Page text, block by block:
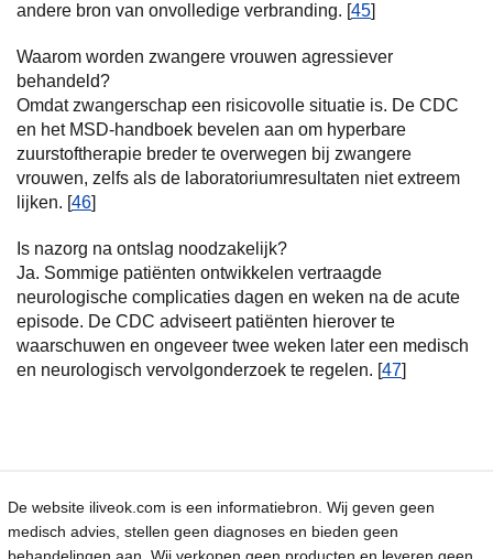
andere bron van onvolledige verbranding. [45]
Waarom worden zwangere vrouwen agressiever
behandeld?
Omdat zwangerschap een risicovolle situatie is. De CDC
en het MSD-handboek bevelen aan om hyperbare
zuurstoftherapie breder te overwegen bij zwangere
vrouwen, zelfs als de laboratoriumresultaten niet extreem
lijken. [46]
Is nazorg na ontslag noodzakelijk?
Ja. Sommige patiënten ontwikkelen vertraagde
neurologische complicaties dagen en weken na de acute
episode. De CDC adviseert patiënten hierover te
waarschuwen en ongeveer twee weken later een medisch
en neurologisch vervolgonderzoek te regelen. [47]
De website iliveok.com is een informatiebron. Wij geven geen
medisch advies, stellen geen diagnoses en bieden geen